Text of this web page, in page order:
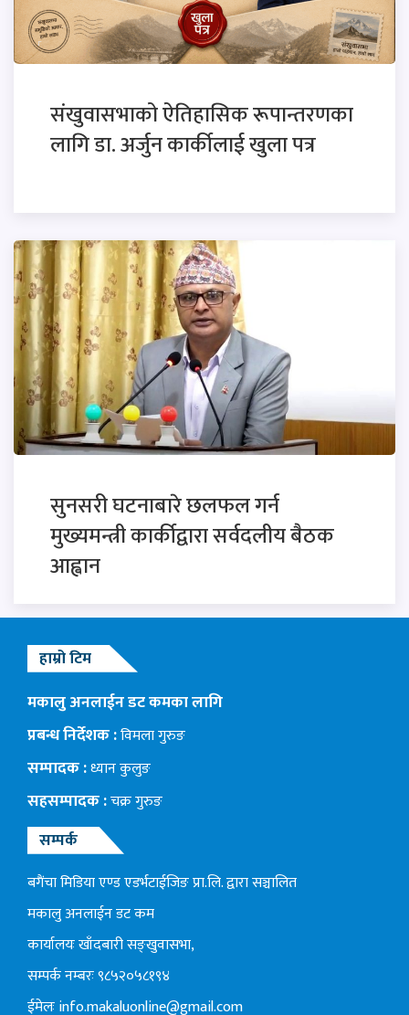
संखुवासभाको ऐतिहासिक रूपान्तरणका
लागि डा. अर्जुन कार्कीलाई खुला पत्र
सुनसरी घटनाबारे छलफल गर्न
मुख्यमन्त्री कार्कीद्वारा सर्वदलीय बैठक
आह्वान
हाम्रो टिम
मकालु अनलाईन डट कमका लागि
प्रबन्ध निर्देशक :विमला गुरुङ
सम्पादक :ध्यान कुलुङ
सहसम्पादक :चक्र गुरुङ
सम्पर्क
बगैंचा मिडिया एण्ड एडर्भटाईजिङ प्रा.लि. द्वारा सञ्चालित
मकालु अनलाईन डट कम
कार्यालयः खाँदबारी सङ्खुवासभा,
सम्पर्क नम्बरः ९८५२०५८१९४
ईमेलःinfo.makaluonline@gmail.com